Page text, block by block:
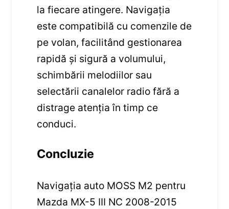
la fiecare atingere. Navigația
este compatibilă cu comenzile de
pe volan, facilitând gestionarea
rapidă și sigură a volumului,
schimbării melodiilor sau
selectării canalelor radio fără a
distrage atenția în timp ce
conduci.
Concluzie
Navigația auto MOSS M2 pentru
Mazda MX-5 III NC 2008-2015